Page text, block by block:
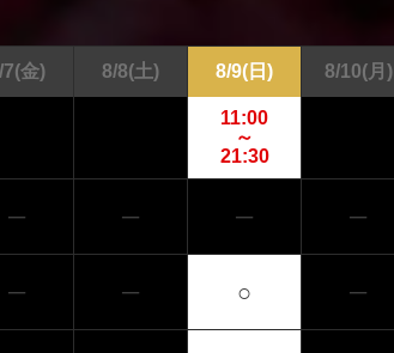
(金) 8/8(土) 8/9(日)
11:00
～
21:30
8/10(月)
─ ─ ─ ─
─ ─ ○ ─